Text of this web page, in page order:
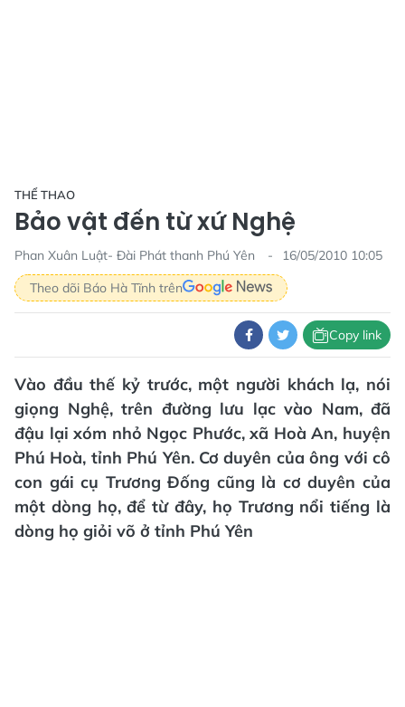
THỂ THAO
Bảo vật đến từ xứ Nghệ
Phan Xuân Luật- Đài Phát thanh Phú Yên
16/05/2010 10:05
Theo dõi Báo Hà Tĩnh trên
Copy link
Vào đầu thế kỷ trước, một người khách lạ, nói
giọng Nghệ, trên đường lưu lạc vào Nam, đã
đậu lại xóm nhỏ Ngọc Phước, xã Hoà An, huyện
Phú Hoà, tỉnh Phú Yên. Cơ duyên của ông với cô
con gái cụ Trương Đống cũng là cơ duyên của
một dòng họ, để từ đây, họ Trương nổi tiếng là
dòng họ giỏi võ ở tỉnh Phú Yên